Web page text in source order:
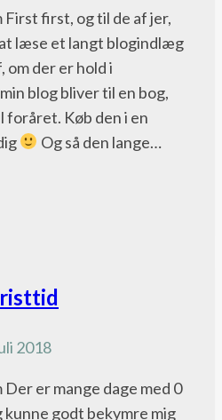
First first, og til de af jer,
læse et langt blogindlæg
om der er hold i
blog bliver til en bog,
foråret. Køb den i en
Og så den lange…
2018
Der er mange dage med 0
kunne godt bekymre mig